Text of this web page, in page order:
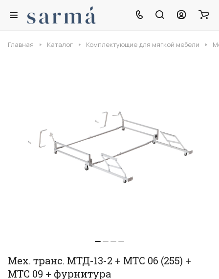
Главная Каталог Комплектующие для мягкой мебели
Мех. транс. МТД-13-2 + МТС 06 (255) +
МТС 09 + фурнитура